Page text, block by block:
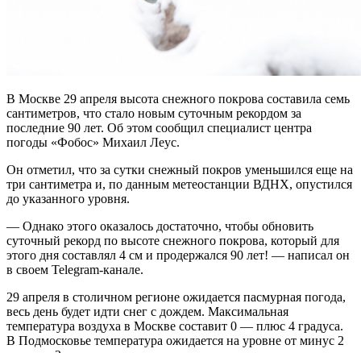
В Москве 29 апреля высота снежного покрова составила семь
сантиметров, что стало новым суточным рекордом за
последние 90 лет. Об этом сообщил специалист центра
погоды «Фобос» Михаил Леус.
Он отметил, что за сутки снежный покров уменьшился еще на
три сантиметра и, по данным метеостанции ВДНХ, опустился
до указанного уровня.
— Однако этого оказалось достаточно, чтобы обновить
суточный рекорд по высоте снежного покрова, который для
этого дня составлял 4 см и продержался 90 лет! — написал он
в своем Telegram-канале.
29 апреля в столичном регионе ожидается пасмурная погода,
весь день будет идти снег с дождем. Максимальная
температура воздуха в Москве составит 0 — плюс 4 градуса.
В Подмосковье температура ожидается на уровне от минус 2